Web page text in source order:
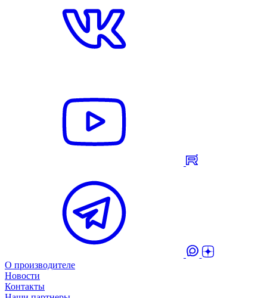
О производителе
Новости
Контакты